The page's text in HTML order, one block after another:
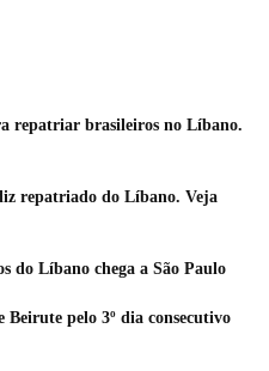
repatriar brasileiros no Líbano.
repatriado do Líbano. Veja
do Líbano chega a São Paulo
pelo 3º dia consecutivo